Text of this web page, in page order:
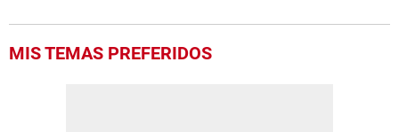
MIS TEMAS PREFERIDOS